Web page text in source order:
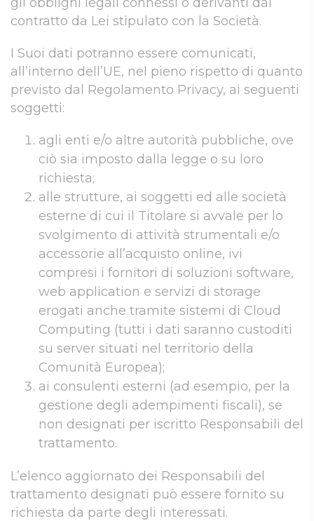
contratto da Lei stipulato con la Società.
I Suoi dati potranno essere comunicati,
all’interno dell’UE, nel pieno rispetto di quanto
previsto dal Regolamento Privacy, ai seguenti
soggetti:
agli enti e/o altre autorità pubbliche, ove
ciò sia imposto dalla legge o su loro
richiesta;
alle strutture, ai soggetti ed alle società
esterne di cui il Titolare si avvale per lo
svolgimento di attività strumentali e/o
accessorie all’acquisto online, ivi
compresi i fornitori di soluzioni software,
web application e servizi di storage
erogati anche tramite sistemi di Cloud
Computing (tutti i dati saranno custoditi
su server situati nel territorio della
Comunità Europea);
ai consulenti esterni (ad esempio, per la
gestione degli adempimenti fiscali), se
non designati per iscritto Responsabili del
trattamento.
L’elenco aggiornato dei Responsabili del
trattamento designati può essere fornito su
richiesta da parte degli interessati.